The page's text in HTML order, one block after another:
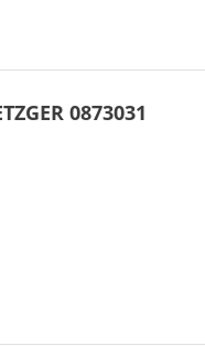
0873031